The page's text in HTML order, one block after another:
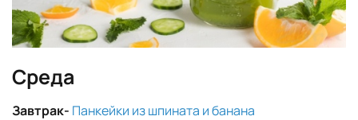
Среда
Завтрак- Панкейки из шпината и банана